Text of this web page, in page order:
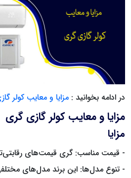
در ادامه بخوانید : مزایا و معایب کولر
مزایا و معایب کولر گازی گری
مزایا
- قیمت مناسب: گری قیمت‌های
- تنوع مدل‌ها: این برند مدل‌های